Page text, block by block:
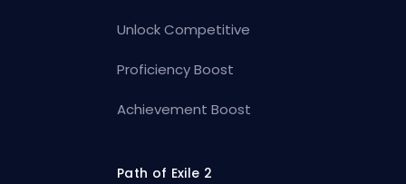
Unlock Competitive
Proficiency Boost
Achievement Boost
Path of Exile 2